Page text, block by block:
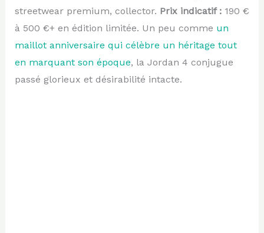
streetwear premium, collector. Prix indicatif :190 €
à 500 €+ en édition limitée. Un peu comme un
maillot anniversaire qui célèbre un héritage tout
en marquant son époque, la Jordan 4 conjugue
passé glorieux et désirabilité intacte.